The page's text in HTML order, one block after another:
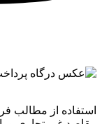
استفاده از مطالب